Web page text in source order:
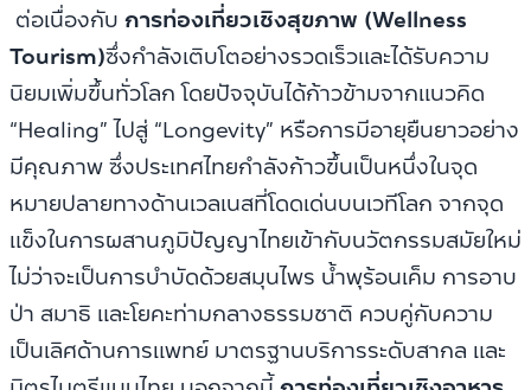
ต่อเนื่องกับ การท่องเที่ยวเชิงสุขภาพ (Wellness
Tourism)ซึ่งกำลังเติบโตอย่างรวดเร็วและได้รับความ
นิยมเพิ่มขึ้นทั่วโลก โดยปัจจุบันได้ก้าวข้ามจากแนวคิด
“Healing” ไปสู่ “Longevity” หรือการมีอายุยืนยาวอย่าง
มีคุณภาพ ซึ่งประเทศไทยกำลังก้าวขึ้นเป็นหนึ่งในจุด
หมายปลายทางด้านเวลเนสที่โดดเด่นบนเวทีโลก จากจุด
แข็งในการผสานภูมิปัญญาไทยเข้ากับนวัตกรรมสมัยใหม่
ไม่ว่าจะเป็นการบำบัดด้วยสมุนไพร น้ำพุร้อนเค็ม การอาบ
ป่า สมาธิ และโยคะท่ามกลางธรรมชาติ ควบคู่กับความ
เป็นเลิศด้านการแพทย์ มาตรฐานบริการระดับสากล และ